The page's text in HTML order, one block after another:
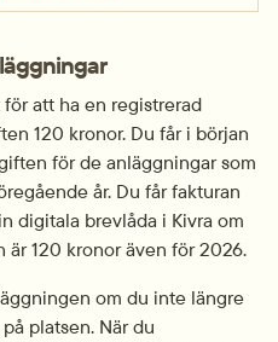
att ha en registrerad
120 kronor. Du får i början
för de anläggningar som
år. Du får fakturan
digitala brevlåda i Kivra om
120 kronor även för 2026.
om du inte längre
platsen. När du